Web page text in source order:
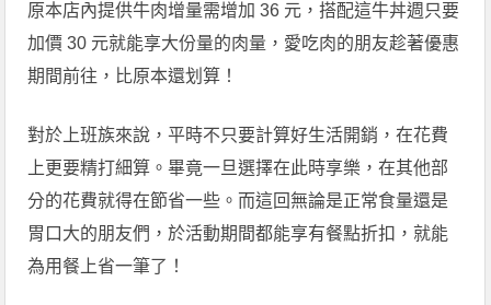
原本店內提供牛肉增量需增加 36 元，搭配這牛丼週只要
加價 30 元就能享大份量的肉量，愛吃肉的朋友趁著優惠
期間前往，比原本還划算！
對於上班族來說，平時不只要計算好生活開銷，在花費
上更要精打細算。畢竟一旦選擇在此時享樂，在其他部
分的花費就得在節省一些。而這回無論是正常食量還是
胃口大的朋友們，於活動期間都能享有餐點折扣，就能
為用餐上省一筆了！